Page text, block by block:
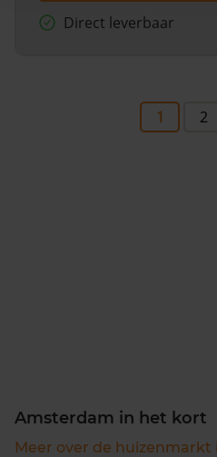
Direct leverbaar
1 2
Amsterdam in het kort
Meer over de